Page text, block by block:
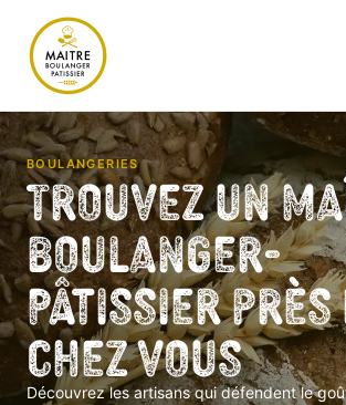
BOULANGERIES
Trouvez un
Boulanger-
Pâtissier près
chez vous
Découvrez les artisans qui défendent le